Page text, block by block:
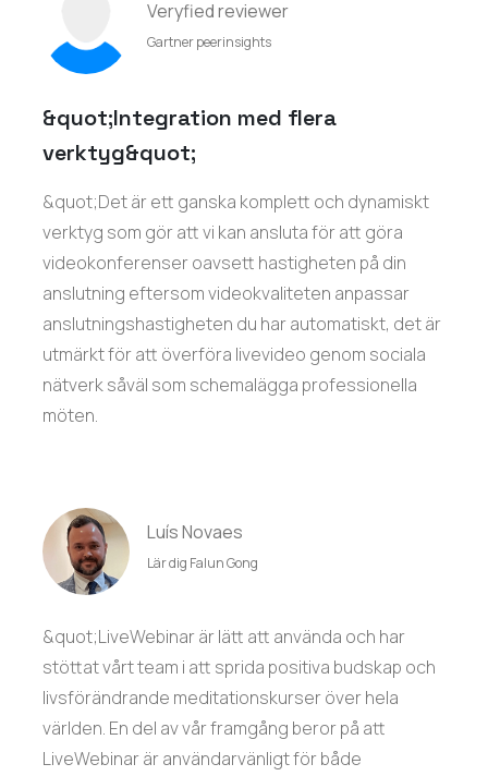
Veryfied reviewer
Gartner peerinsights
&quot;Integration med flera
verktyg&quot;
&quot;Det är ett ganska komplett och dynamiskt
verktyg som gör att vi kan ansluta för att göra
videokonferenser oavsett hastigheten på din
anslutning eftersom videokvaliteten anpassar
anslutningshastigheten du har automatiskt, det är
utmärkt för att överföra livevideo genom sociala
nätverk såväl som schemalägga professionella
möten.
Luís Novaes
Lär dig Falun Gong
&quot;LiveWebinar är lätt att använda och har
stöttat vårt team i att sprida positiva budskap och
livsförändrande meditationskurser över hela
världen. En del av vår framgång beror på att
LiveWebinar är användarvänligt för både